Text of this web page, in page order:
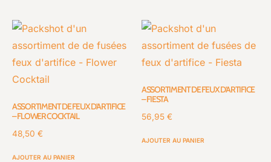
ASSORTIMENT DE FEUX D’ARTIFICE
– FLOWER COCKTAIL
48,50 €
AJOUTER AU PANIER
ASSORTIMENT DE FEUX D’ARTIFICE
– FIESTA
56,95 €
AJOUTER AU PANIER